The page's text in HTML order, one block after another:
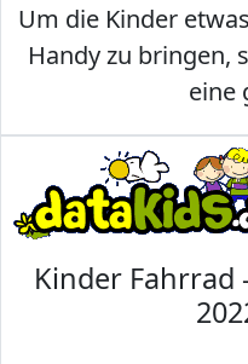
Um die Kinder
Handy zu bringen,
eine
Kinder Fahrrad